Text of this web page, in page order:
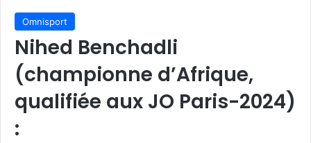
Omnisport
Nihed Benchadli
(championne d’Afrique,
qualifiée aux JO Paris-2024)
: